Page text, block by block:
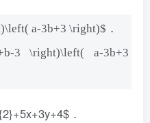
a-3b+3 \right)$．
3 \right)\left( a-3b+3
．